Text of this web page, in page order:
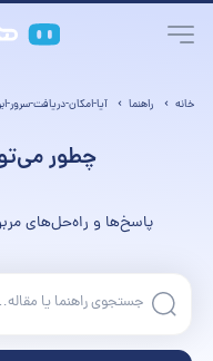
خانه راهنما آیا-امکان-دریافت-سرور-
چطور
پاسخ‌ها و راه‌حل‌های